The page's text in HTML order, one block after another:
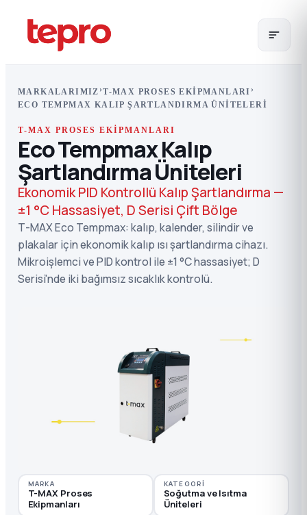
MARKALARIMIZ ›T-MAX PROSES EKIPMANLARI ›
ECO TEMPMAX KALIP ŞARTLANDIRMA ÜNITELERI
T-MAX PROSES EKIPMANLARI
Eco Tempmax Kalıp
Şartlandırma Üniteleri
Ekonomik PID Kontrollü Kalıp Şartlandırma —
±1 °C Hassasiyet, D Serisi Çift Bölge
T-MAX Eco Tempmax: kalıp, kalender, silindir ve
plakalar için ekonomik kalıp ısı şartlandırma cihazı.
Mikroişlemci ve PID kontrol ile ±1 °C hassasiyet; D
Serisi'nde iki bağımsız sıcaklık kontrolü.
MARKA
T-MAX Proses
Ekipmanları
KATEGORI
Soğutma ve Isıtma
Üniteleri